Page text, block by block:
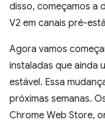
disso, começamos a
V2 em canais pré-
Agora vamos
instaladas que ainda
estável. Essa
próximas semanas.
Chrome Web Store,